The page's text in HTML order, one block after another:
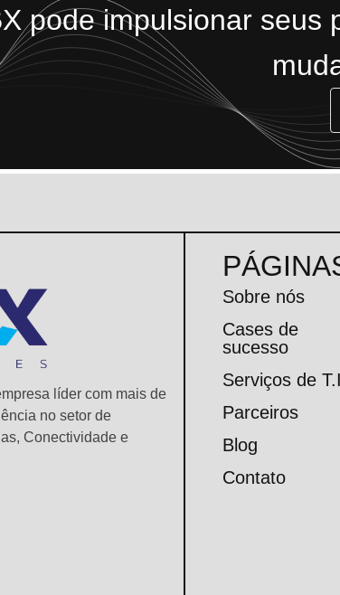
pode impulsionar seus
líder com mais de
no setor de
Conectividade e
Sobre nós
Cases de
sucesso
Serviços de T.I
Parceiros
Blog
Contato